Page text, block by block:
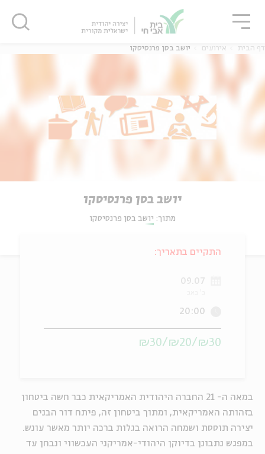
דף הבית אירועים יושב בסן פרנסיסקו
יושב בסן פרנסיסקו
מתוך: יושב בסן פרנסיסקו
במאה ה- 21 החברה היהודית האמריקאית כבר חשה ביטחון
בזהותה האמריקאית, ומתוך ביטחון זה, פיתח דור הבנים
יצירה תוססת ושמחה הרואה בגלות ברכה יותר מאשר עונש.
במפגש נתבונן בדיוקן היהודי-אמריקני העכשווי ונבחן עד
התקיים בתאריך:
09.07
20:00
₪30/₪20/₪30
סגור